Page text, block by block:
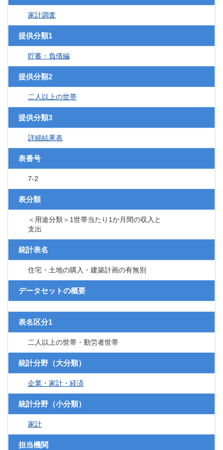
家計調査
提供分類1
貯蓄・負債編
提供分類2
二人以上の世帯
提供分類3
詳細結果表
表番号
7-2
表分類
＜用途分類＞1世帯当たり1か月間の収入と
支出
統計表名
住宅・土地の購入・建築計画の有無別
データセットの概要
表名区分1
二人以上の世帯・勤労者世帯
統計分野（大分類）
企業・家計・経済
統計分野（小分類）
家計
担当機関